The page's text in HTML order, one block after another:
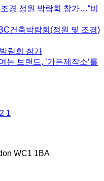
경 정원 박람회 참가…“비
건축박람회(정원 및 조경)
람회 참가
는 브랜드, ’가든제작소‘를
WC1 1BA